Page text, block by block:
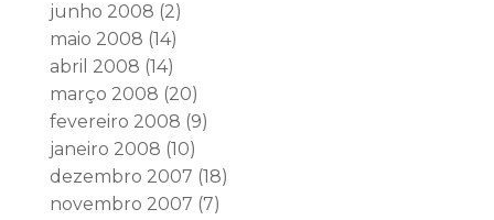
junho 2008 (2)
maio 2008 (14)
abril 2008 (14)
março 2008 (20)
fevereiro 2008 (9)
janeiro 2008 (10)
dezembro 2007 (18)
novembro 2007 (7)